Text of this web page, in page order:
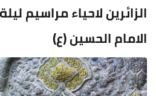
الزائرين لاحياء مراسيم
الامام الحسين (ع)